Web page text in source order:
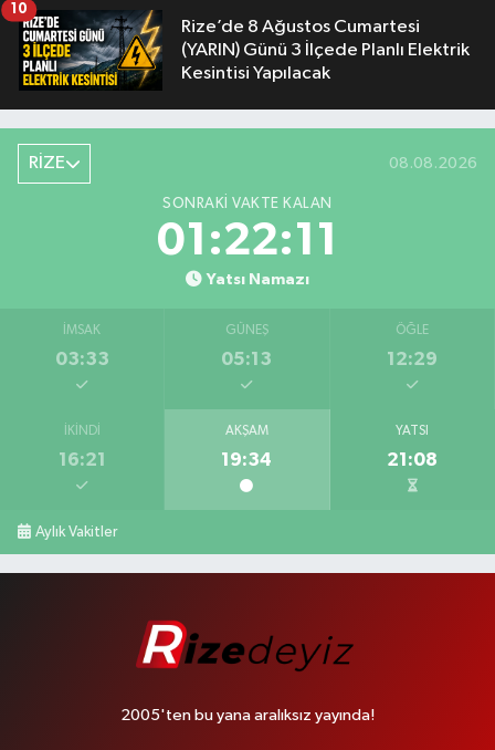
Rize’de 8 Ağustos Cumartesi
(YARIN) Günü 3 İlçede Planlı Elektrik
Kesintisi Yapılacak
10
RİZE 08.08.2026
SONRAKI VAKTE KALAN
01:22:10
Yatsı Namazı
İMSAK
03:33
GÜNEŞ
05:13
ÖĞLE
12:29
İKINDI
16:21
AKŞAM
19:34
YATSI
21:08
Aylık Vakitler
2005'ten bu yana aralıksız yayında!